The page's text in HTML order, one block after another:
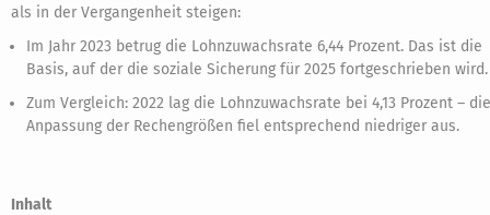
als in der Vergangenheit steigen:
Im Jahr 2023 betrug die Lohnzuwachsrate 6,44 Prozent. Das ist die
Basis, auf der die soziale Sicherung für 2025 fortgeschrieben wird.
Zum Vergleich: 2022 lag die Lohnzuwachsrate bei 4,13 Prozent – die
Anpassung der Rechengrößen fiel entsprechend niedriger aus.
Inhalt